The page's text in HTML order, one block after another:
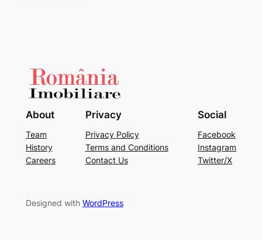
About
Team
History
Careers
Privacy
Privacy Policy
Terms and Conditions
Contact Us
Social
Facebook
Instagram
Twitter/X
Designed with WordPress